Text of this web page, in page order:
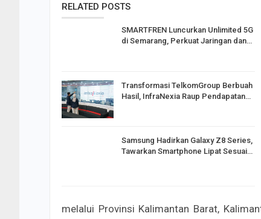
RELATED POSTS
SMARTFREN Luncurkan Unlimited 5G
di Semarang, Perkuat Jaringan dan…
Transformasi TelkomGroup Berbuah
Hasil, InfraNexia Raup Pendapatan…
Samsung Hadirkan Galaxy Z8 Series,
Tawarkan Smartphone Lipat Sesuai…
melalui Provinsi Kalimantan Barat,